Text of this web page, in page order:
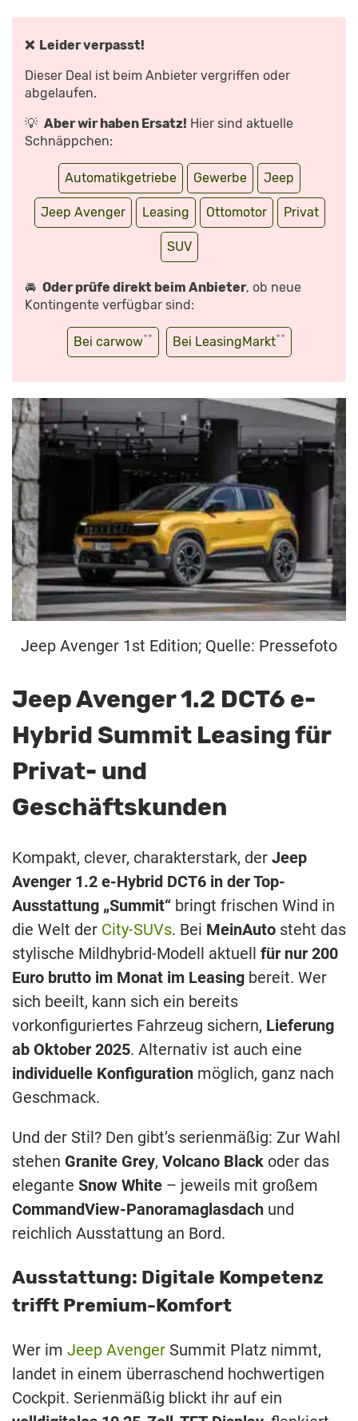
❌ Leider verpasst!
Dieser Deal ist beim Anbieter vergriffen oder
abgelaufen.
💡 Aber wir haben Ersatz! Hier sind aktuelle
Schnäppchen:
Automatikgetriebe Gewerbe Jeep
Jeep Avenger Leasing Ottomotor Privat
SUV
🚘 Oder prüfe direkt beim Anbieter, ob neue
Kontingente verfügbar sind:
Bei carwow** Bei LeasingMarkt**
Jeep Avenger 1st Edition; Quelle: Pressefoto
Jeep Avenger 1.2 DCT6 e-
Hybrid Summit Leasing für
Privat- und
Geschäftskunden
Kompakt, clever, charakterstark, der Jeep
Avenger 1.2 e-Hybrid DCT6 in der Top-
Ausstattung „Summit“ bringt frischen Wind in
die Welt der City-SUVs. Bei MeinAuto steht das
stylische Mildhybrid-Modell aktuell für nur 200
Euro brutto im Monat im Leasing bereit. Wer
sich beeilt, kann sich ein bereits
vorkonfiguriertes Fahrzeug sichern, Lieferung
ab Oktober 2025. Alternativ ist auch eine
individuelle Konfiguration möglich, ganz nach
Geschmack.
Und der Stil? Den gibt’s serienmäßig: Zur Wahl
stehen Granite Grey, Volcano Black oder das
elegante Snow White – jeweils mit großem
CommandView-Panoramaglasdach und
reichlich Ausstattung an Bord.
Ausstattung: Digitale Kompetenz
trifft Premium-Komfort
Wer im Jeep Avenger Summit Platz nimmt,
landet in einem überraschend hochwertigen
Cockpit. Serienmäßig blickt ihr auf ein
REVIEW
TEST
MILDHYBRID“
VON
ANZEIGEN